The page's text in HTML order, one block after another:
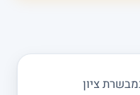
ציון